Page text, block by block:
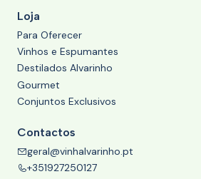
Loja
Para Oferecer
Vinhos e Espumantes
Destilados Alvarinho
Gourmet
Conjuntos Exclusivos
Contactos
geral@vinhalvarinho.pt
+351927250127